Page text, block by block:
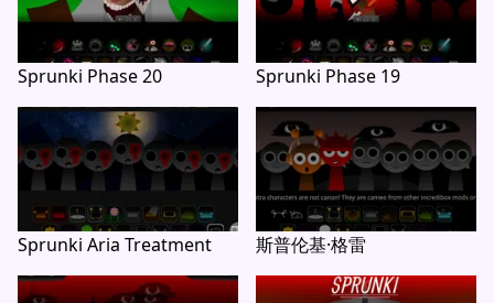
Sprunki Phase 20 Sprunki Phase 19
Sprunki Aria Treatment 斯普伦基·格雷